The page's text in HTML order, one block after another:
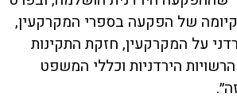
של הפקעה בספרי המקרקעין,
על המקרקעין, חזקת התקינות
הירדניות וכללי המשפט